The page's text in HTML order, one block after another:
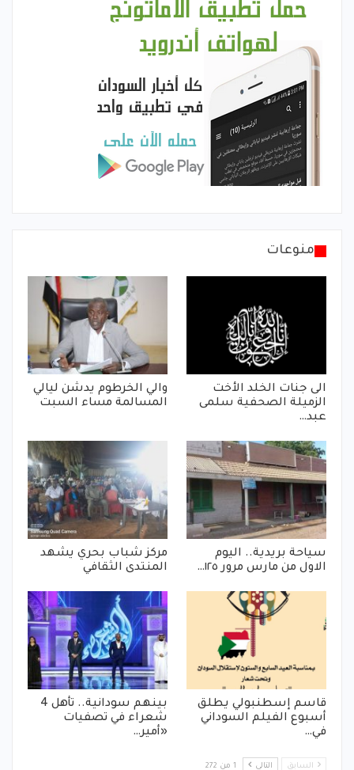
منوعات
الى جنات الخلد الأخت
الزميلة الصحفية سلمى
عبد…
والي الخرطوم يدشن ليالي
المسالمة مساء السبت
سياحة بريدية.. اليوم
الاول من مارس مرور ١٢٥…
مركز شباب بحري يشهد
المنتدى الثقافي
قاسم إسطنبولي يطلق
أسبوع الفيلم السوداني
في…
بينهم سودانية.. تأهل 4
شعراء في تصفيات
«أمير…
السابق التالي 1 من 272